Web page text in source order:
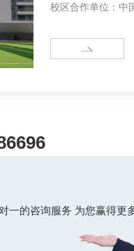
校区合作单位：中
区（中学） 项目
MORE
一的咨询服务 为您赢得更